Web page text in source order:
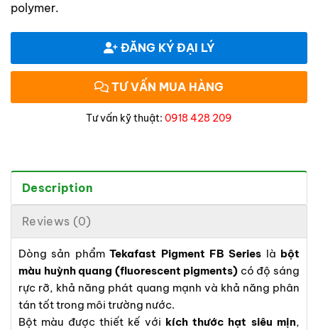
polymer.
ĐĂNG KÝ ĐẠI LÝ
TƯ VẤN MUA HÀNG
Tư vấn kỹ thuật: 0918 428 209
Description
Reviews (0)
Dòng sản phẩmTekafast Pigment FB Series là bột
màu huỳnh quang (fluorescent pigments) có độ sáng
rực rỡ, khả năng phát quang mạnh và khả năng phân
tán tốt trong môi trường nước.
Bột màu được thiết kế với kích thước hạt siêu mịn,